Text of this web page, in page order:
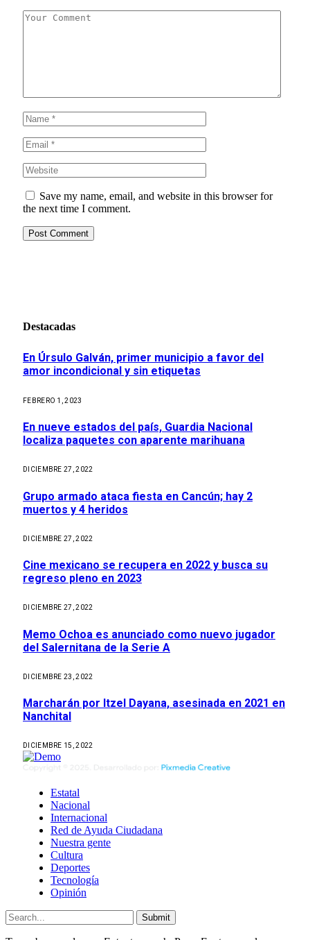
Save my name, email, and website in this browser for
the next time I comment.
Destacadas
En Úrsulo Galván, primer municipio a favor del
amor incondicional y sin etiquetas
FEBRERO 1, 2023
En nueve estados del país, Guardia Nacional
localiza paquetes con aparente marihuana
DICIEMBRE 27, 2022
Grupo armado ataca fiesta en Cancún; hay 2
muertos y 4 heridos
DICIEMBRE 27, 2022
Cine mexicano se recupera en 2022 y busca su
regreso pleno en 2023
DICIEMBRE 27, 2022
Memo Ochoa es anunciado como nuevo jugador
del Salernitana de la Serie A
DICIEMBRE 23, 2022
Marcharán por Itzel Dayana, asesinada en 2021 en
Nanchital
DICIEMBRE 15, 2022
Estatal
Nacional
Internacional
Red de Ayuda Ciudadana
Nuestra gente
Cultura
Deportes
Tecnología
Opinión
Submit